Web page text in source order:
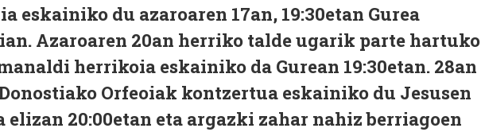
eskainiko du azaroaren 17an, 19:30etan Gurea
Azaroaren 20an herriko talde ugarik parte hartuko
herrikoia eskainiko da Gurean 19:30etan. 28an
Orfeoiak kontzertua eskainiko du Jesusen
elizan 20:00etan eta argazki zahar nahiz berriagoen